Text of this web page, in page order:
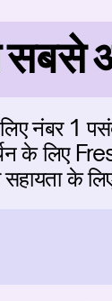
नंबर 1
के लिए
के